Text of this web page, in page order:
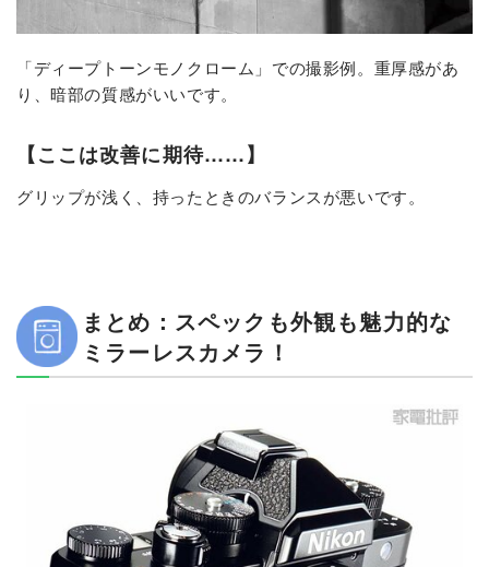
「ディープトーンモノクローム」での撮影例。重厚感があ
り、暗部の質感がいいです。
【ここは改善に期待……】
グリップが浅く、持ったときのバランスが悪いです。
まとめ：スペックも外観も魅力的な
ミラーレスカメラ！